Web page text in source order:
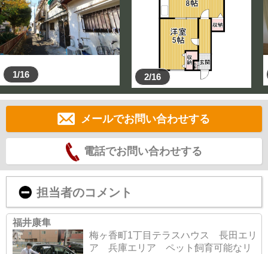
1/16 2/16
メールでお問い合わせする
電話でお問い合わせする
担当者のコメント
福井康隼
梅ヶ香町1丁目テラスハウス 長田エリ
ア 兵庫エリア ペット飼育可能なリ